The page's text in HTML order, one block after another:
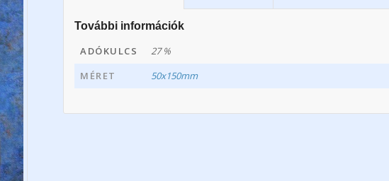
További információk
ADÓKULCS
27 %
MÉRET
50x150mm